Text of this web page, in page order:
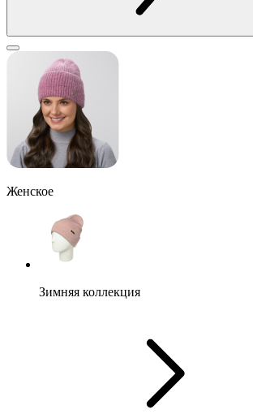
Женское
Зимняя коллекция